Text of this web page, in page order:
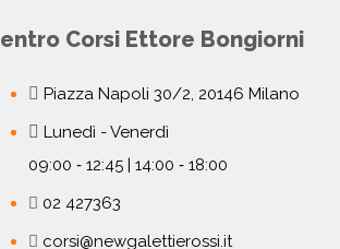
Corsi Ettore Bongiorni
Piazza Napoli 30/2, 20146 Milano
Lunedì - Venerdì
09:00 ‐ 12:45 | 14:00 ‐ 18:00
02 427363
corsi@newgalettierossi.it